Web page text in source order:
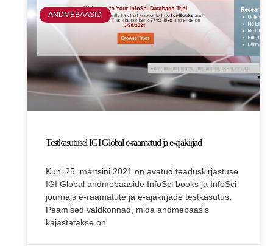
ANDMEBAASID
Testkasutusel IGI Global e-raamatud ja e-ajakirjad
Kuni 25. märtsini 2021 on avatud teaduskirjastuse
IGI Global andmebaaside InfoSci books ja InfoSci
journals e-raamatute ja e-ajakirjade testkasutus.
Peamised valdkonnad, mida andmebaasis
kajastatakse on